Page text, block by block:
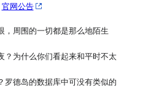
官网公告
，周围的一切都是那么地陌生
？为什么你们看起来和平时不太
罗德岛的数据库中可没有类似的